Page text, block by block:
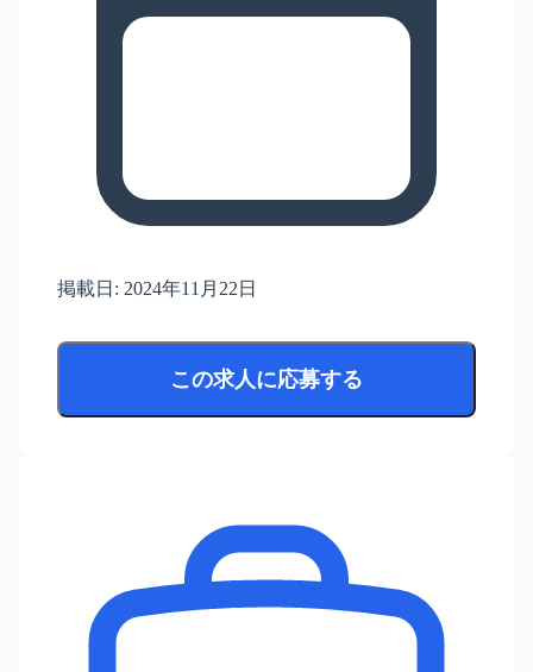
掲載日: 2024年11月22日
この求人に応募する